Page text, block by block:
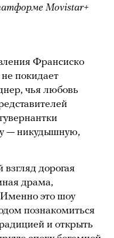
Movistar+
Франсиско
покидает
чья любовь
— никудышную,
дорогая
драма,
это шоу
познакомиться
и открыть